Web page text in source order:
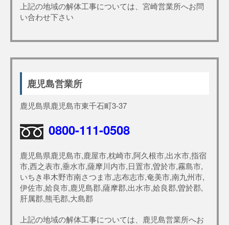
上記の地域の解体工事については、宮崎営業所へお問
い合わせ下さい
鹿児島営業所
鹿児島県鹿児島市東千石町3-37
0800-111-0508
鹿児島県鹿児島市,鹿屋市,枕崎市,阿久根市,出水市,指宿
市,西之表市,垂水市,薩摩川内市,日置市,曽於市,霧島市,
いちき串木野市南さつま市,志布志市,奄美市,南九州市,
伊佐市,姶良市,鹿児島郡,薩摩郡,出水市,姶良郡,曽於郡,
肝属郡,熊毛郡,大島郡
上記の地域の解体工事については、鹿児島営業所へお